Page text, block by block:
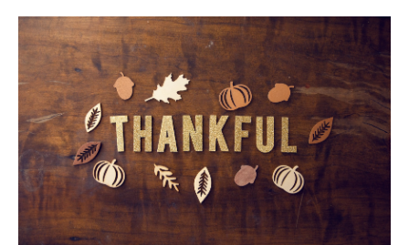
福音傳講與宣教 成員制與教會紀律
團契生活與禱告
简体中文 正體中文
英语
西班牙語
葡萄牙語
俄語
烏茲別克語
达里语
波斯語
法語
羅馬尼亞語
波蘭語
越南語
意大利語
德語
韓語
土耳其語
阿拉伯語
阿爾巴尼亞語
塞爾維亞語 柬埔寨語